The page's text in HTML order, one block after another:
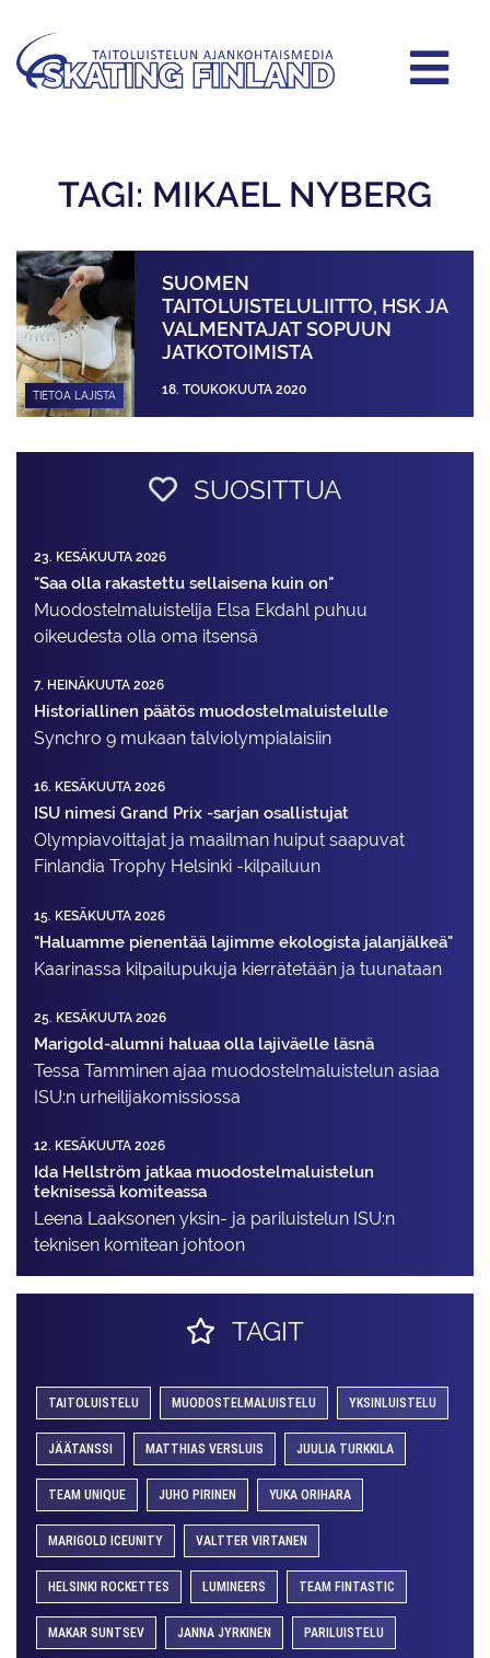
TAGI: MIKAEL NYBERG
TIETOA LAJISTA
SUOMEN
TAITOLUISTELULIITTO, HSK JA
VALMENTAJAT SOPUUN
JATKOTOIMISTA
18. TOUKOKUUTA 2020
SUOSITTUA
23. KESÄKUUTA 2026
"Saa olla rakastettu sellaisena kuin on"
Muodostelma­luistelija Elsa Ekdahl puhuu
oikeudesta olla oma itsensä
7. HEINÄKUUTA 2026
Historiallinen päätös muodostelmaluistelulle
Synchro 9 mukaan talviolympialaisiin
16. KESÄKUUTA 2026
ISU nimesi Grand Prix -sarjan osallistujat
Olympiavoittajat ja maailman huiput saapuvat
Finlandia Trophy Helsinki -kilpailuun
15. KESÄKUUTA 2026
"Haluamme pienentää lajimme ekologista jalanjälkeä"
Kaarinassa kilpailupukuja kierrätetään ja tuunataan
25. KESÄKUUTA 2026
Marigold-alumni haluaa olla lajiväelle läsnä
Tessa Tamminen ajaa muodostelma­luistelun asiaa
ISU:n urheilija­komissiossa
12. KESÄKUUTA 2026
Ida Hellström jatkaa muodostelmaluistelun
teknisessä komiteassa
Leena Laaksonen yksin- ja pariluistelun ISU:n
teknisen komitean johtoon
TAGIT
TAITOLUISTELU MUODOSTELMALUISTELU YKSINLUISTELU
JÄÄTANSSI MATTHIAS VERSLUIS JUULIA TURKKILA
TEAM UNIQUE JUHO PIRINEN YUKA ORIHARA
MARIGOLD ICEUNITY VALTTER VIRTANEN
HELSINKI ROCKETTES LUMINEERS TEAM FINTASTIC
MAKAR SUNTSEV JANNA JYRKINEN PARILUISTELU